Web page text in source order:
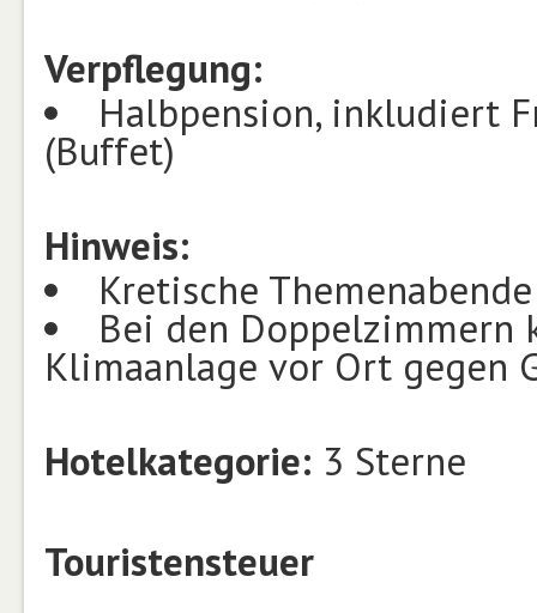
Verpflegung:
Halbpension, inkludiert
(Buffet)
Hinweis:
Kretische
Bei den Doppelzimmern
Klimaanlage vor Ort gegen
Hotelkategorie: 3 Sterne
Touristensteuer